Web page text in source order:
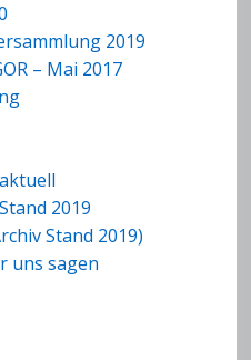
2019
– Mai 2017
2019
Stand 2019)
uns sagen